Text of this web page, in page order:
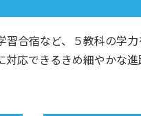
合宿など、５教科の学力
応できるきめ細やかな